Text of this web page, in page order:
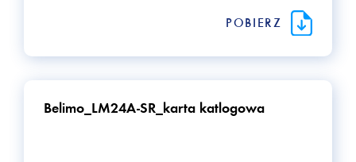
POBIERZ
Belimo_LM24A-SR_karta katlogowa